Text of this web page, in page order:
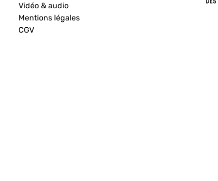
Vidéo & audio
Mentions légales
CGV